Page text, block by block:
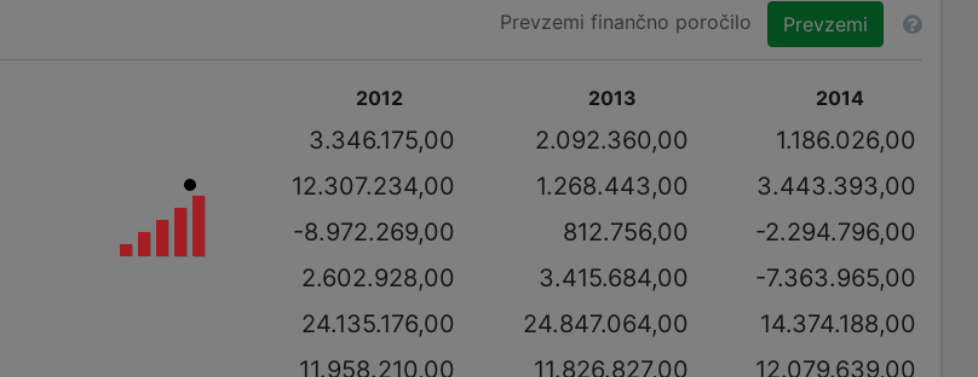
Prevzemi finančno poročilo Prevzemi
2012 2013 2014
3.346.175,00 2.092.360,00
1.186.026,00
12.307.234,00 1.268.443,00
3.443.393,00
-8.972.269,00 812.756,00
-2.294.796,00
2.602.928,00 3.415.684,00
-7.363.965,00
24.135.176,00 24.847.064,00
14.374.188,00
11.958.210,00 11.826.827,00
12.079.639,00